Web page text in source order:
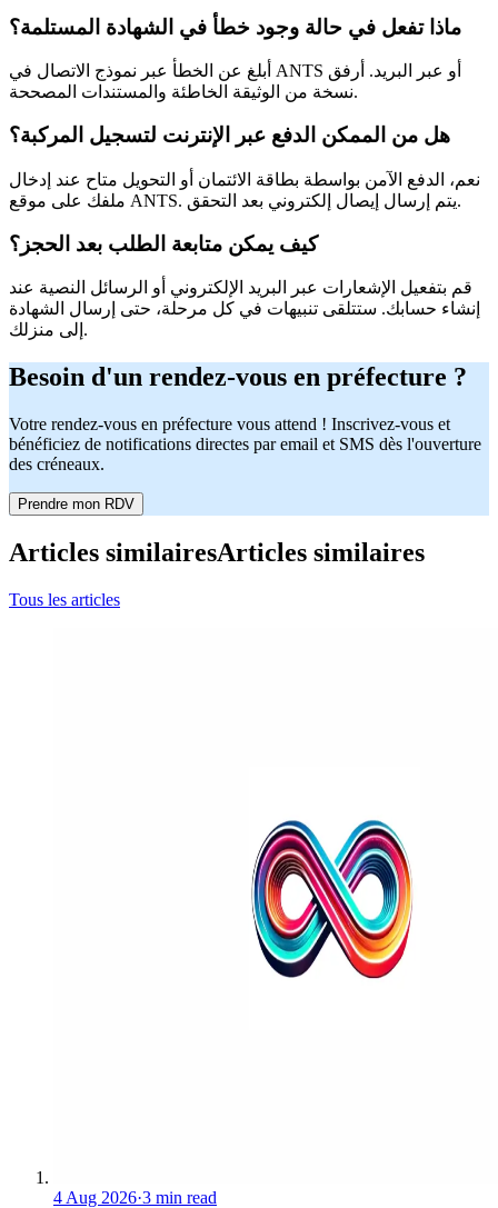
ماذا تفعل في حالة وجود خطأ في الشهادة المستلمة؟
أبلغ عن الخطأ عبر نموذج الاتصال في ANTS أو عبر البريد. أرفق
نسخة من الوثيقة الخاطئة والمستندات المصححة.
هل من الممكن الدفع عبر الإنترنت لتسجيل المركبة؟
نعم، الدفع الآمن بواسطة بطاقة الائتمان أو التحويل متاح عند إدخال
ملفك على موقع ANTS. يتم إرسال إيصال إلكتروني بعد التحقق.
كيف يمكن متابعة الطلب بعد الحجز؟
قم بتفعيل الإشعارات عبر البريد الإلكتروني أو الرسائل النصية عند
إنشاء حسابك. ستتلقى تنبيهات في كل مرحلة، حتى إرسال الشهادة
إلى منزلك.
Besoin d'un rendez-vous en préfecture ?
Votre rendez-vous en préfecture vous attend ! Inscrivez-vous et
bénéficiez de notifications directes par email et SMS dès l'ouverture
des créneaux.
Prendre mon RDV
Articles similairesArticles similaires
Tous les articles
4 Aug 2026·3 min read